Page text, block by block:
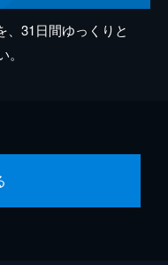
、31日間ゆっくりと